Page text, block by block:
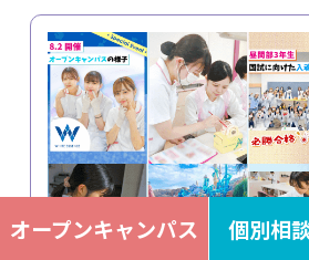
オープンキャンパス 個別相